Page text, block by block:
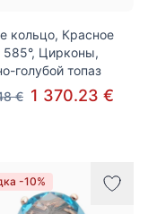
кольцо, Красное
585°, Цирконы,
голубой топаз
€ 1 370.23 €
-10%